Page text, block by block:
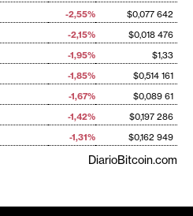
-2,55%
$0,077 642
-2,15%
$0,018 476
-1,95%
$1,33
-1,85%
$0,514 161
-1,67%
$0,089 61
-1,42%
$0,197 286
-1,31% $0,162 949
DiarioBitcoin.com